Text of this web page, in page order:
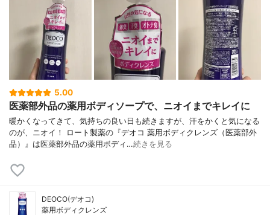
5.00
医薬部外品の薬用ボディソープで、ニオイまでキレイに
暖かくなってきて、気持ちの良い日も続きますが、汗をかくと気になる
のが、ニオイ！ ロート製薬の『デオコ 薬用ボディクレンズ（医薬部外
品）』は医薬部外品の薬用ボディ…続きを見る
DEOCO(デオコ)
薬用ボディクレンズ